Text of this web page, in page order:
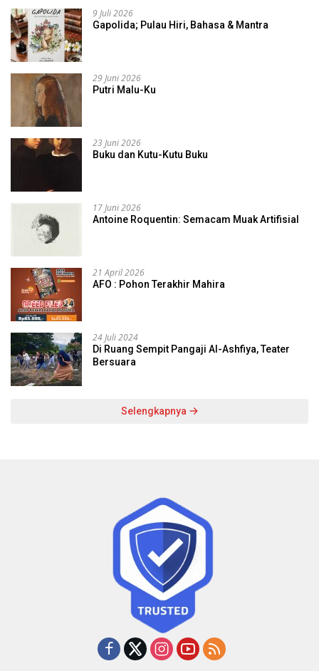
9 Juli 2026
Gapolida; Pulau Hiri, Bahasa & Mantra
29 Juni 2026
Putri Malu-Ku
23 Juni 2026
Buku dan Kutu-Kutu Buku
17 Juni 2026
Antoine Roquentin: Semacam Muak Artifisial
21 April 2026
AFO : Pohon Terakhir Mahira
24 Juli 2024
Di Ruang Sempit Pangaji Al-Ashfiya, Teater
Bersuara
Selengkapnya